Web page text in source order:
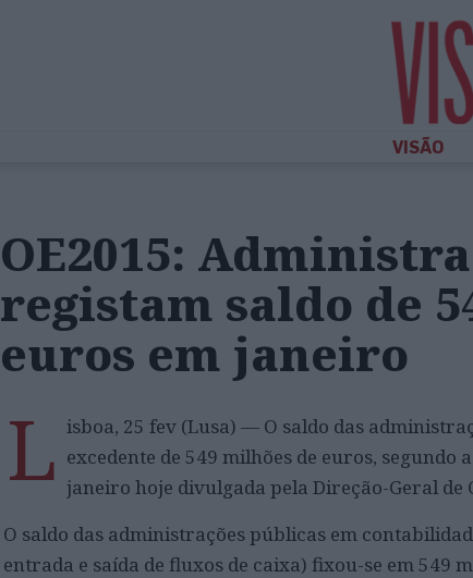
VISÃO
OE2015:
registam saldo de
euros em janeiro
L isboa, 25 fev (Lusa) — O saldo das
excedente de 549 milhões de euros, segundo
janeiro hoje divulgada pela Direção-Geral de
O saldo das administrações públicas em
entrada e saída de fluxos de caixa) fixou-se em 549